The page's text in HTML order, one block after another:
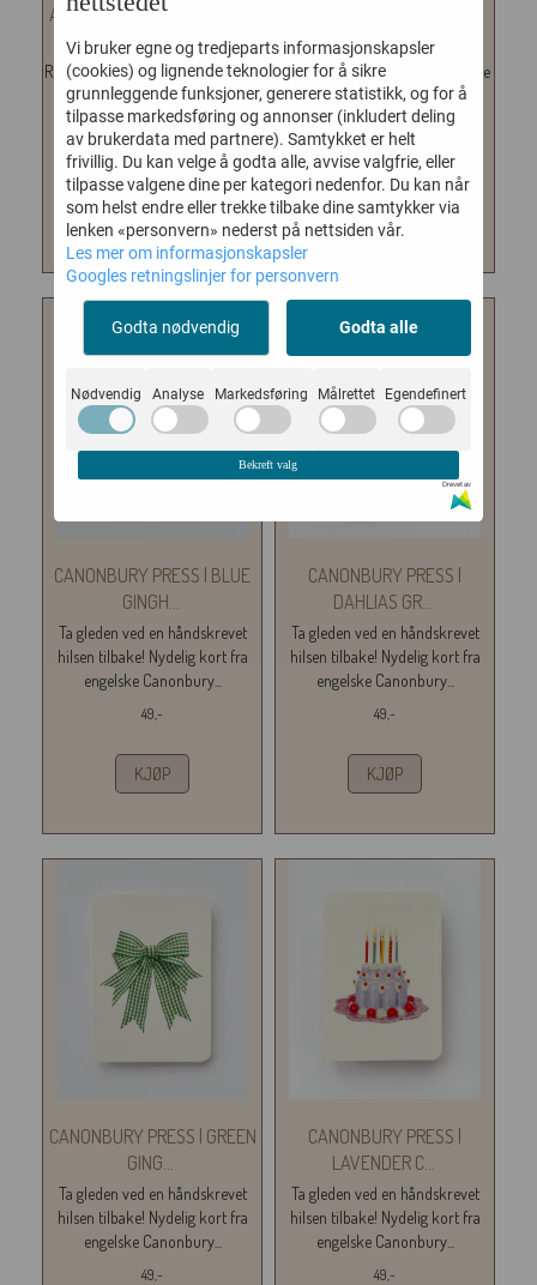
AFFARI | RO DUFTLYS WHITE
SA...
Ro duftlys er en populær serie her
hos oss. Lysene er laget av
soyavoks og kommer...
180,-
KJØP
ELFENBEN...
Rustikklys i vakker dyp rød farge
fra svenske Affari. Produsert i
Sverige. 100%...
19,-
KJØP
CANONBURY PRESS | BLUE
GINGH...
Ta gleden ved en håndskrevet
hilsen tilbake! Nydelig kort fra
engelske Canonbury...
49,-
KJØP
CANONBURY PRESS |
DAHLIAS GR...
Ta gleden ved en håndskrevet
hilsen tilbake! Nydelig kort fra
engelske Canonbury...
49,-
KJØP
CANONBURY PRESS | GREEN
GING...
Ta gleden ved en håndskrevet
hilsen tilbake! Nydelig kort fra
engelske Canonbury...
49,-
CANONBURY PRESS |
LAVENDER C...
Ta gleden ved en håndskrevet
hilsen tilbake! Nydelig kort fra
engelske Canonbury...
49,-
Vi bruker egne og tredjeparts informasjonskapsler
(cookies) og lignende teknologier for å sikre
grunnleggende funksjoner, generere statistikk, og for å
tilpasse markedsføring og annonser (inkludert deling
av brukerdata med partnere). Samtykket er helt
frivillig. Du kan velge å godta alle, avvise valgfrie, eller
tilpasse valgene dine per kategori nedenfor. Du kan når
som helst endre eller trekke tilbake dine samtykker via
lenken «personvern» nederst på nettsiden vår.
Les mer om informasjonskapsler
Googles retningslinjer for personvern
Godta nødvendig Godta alle
Nødvendig Analyse Markedsføring Målrettet Egendefinert
Bekreft valg
Drevet av